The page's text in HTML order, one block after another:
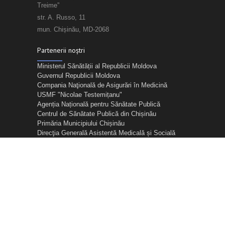
Treime”
str. A. Russo, 11
mun. Chișinău, MD-2068
Partenerii noștri
Ministerul Sănătății al Republicii Moldova
Guvernul Republicii Moldova
Compania Naţională de Asigurări în Medicină
USMF "Nicolae Testemițanu"
Agenția Națională pentru Sănătate Publică
Centrul de Sănătate Publică din Chișinău
Primăria Municipiului Chișinău
Direcţia Generală Asistentă Medicală și Socială